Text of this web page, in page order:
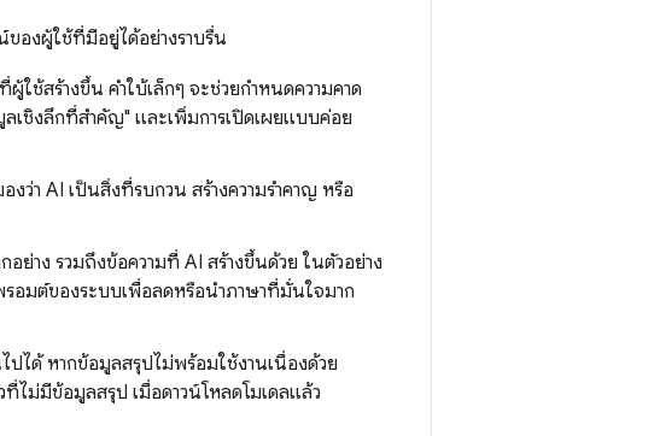
องผู้ใช้ที่มีอยู่ได้อย่างราบรื่น
ใช้สร้างขึ้น คำใบ้เล็กๆ จะช่วยกำหนดความคาด
เชิงลึกที่สำคัญ" และเพิ่มการเปิดเผยแบบค่อย
า AI เป็นสิ่งที่รบกวน สร้างความรำคาญ หรือ
าง รวมถึงข้อความที่ AI สร้างขึ้นด้วย ในตัวอย่าง
รอมต์ของระบบเพื่อลดหรือนำภาษาที่มั่นใจมาก
ปได้ หากข้อมูลสรุปไม่พร้อมใช้งานเนื่องด้วย
ไม่มีข้อมูลสรุป เมื่อดาวน์โหลดโมเดลแล้ว